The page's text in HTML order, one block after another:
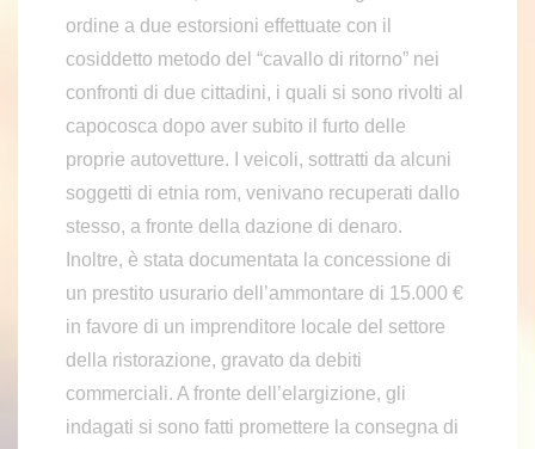
ordine a due estorsioni effettuate con il
cosiddetto metodo del “cavallo di ritorno” nei
confronti di due cittadini, i quali si sono rivolti al
capocosca dopo aver subito il furto delle
proprie autovetture. I veicoli, sottratti da alcuni
soggetti di etnia rom, venivano recuperati dallo
stesso, a fronte della dazione di denaro.
Inoltre, è stata documentata la concessione di
un prestito usurario dell’ammontare di 15.000 €
in favore di un imprenditore locale del settore
della ristorazione, gravato da debiti
commerciali. A fronte dell’elargizione, gli
indagati si sono fatti promettere la consegna di